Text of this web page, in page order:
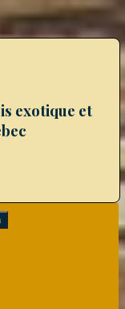
exotique et